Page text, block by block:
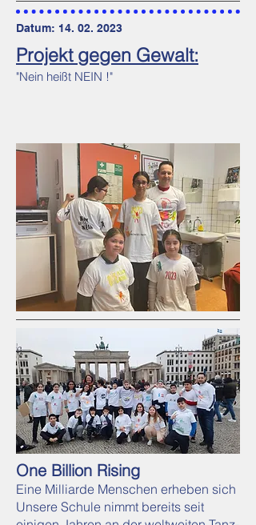
Datum: 14. 02. 2023
Projekt gegen Gewalt:
"Nein heißt NEIN !"
One Billion Rising
Eine Milliarde Menschen erheben sich
Unsere Schule nimmt bereits seit